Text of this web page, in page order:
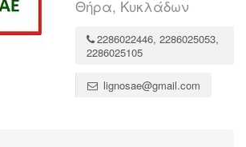
Θήρα, Κυκλάδων
2286022446, 2286025053,
2286025105
lignosae@gmail.com